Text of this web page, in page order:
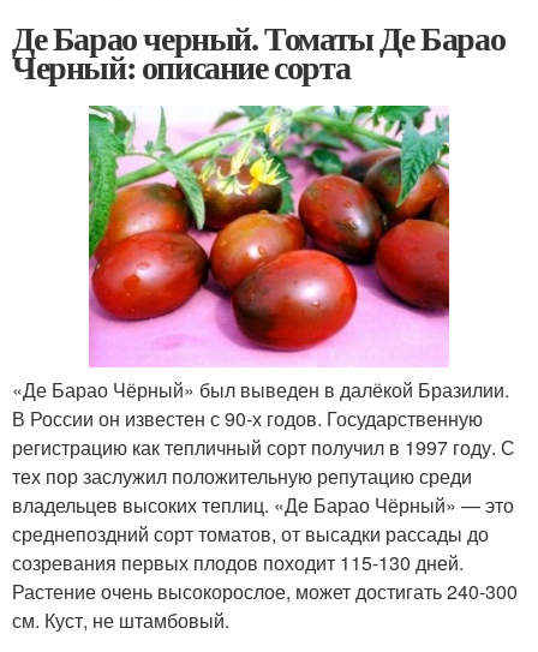
Де Барао черный. Томаты Де Барао
Черный: описание сорта
«Де Барао Чёрный» был выведен в далёкой Бразилии.
В России он известен с 90-х годов. Государственную
регистрацию как тепличный сорт получил в 1997 году. С
тех пор заслужил положительную репутацию среди
владельцев высоких теплиц. «Де Барао Чёрный» — это
среднепоздний сорт томатов, от высадки рассады до
созревания первых плодов походит 115-130 дней.
Растение очень высокорослое, может достигать 240-300
см. Куст, не штамбовый.